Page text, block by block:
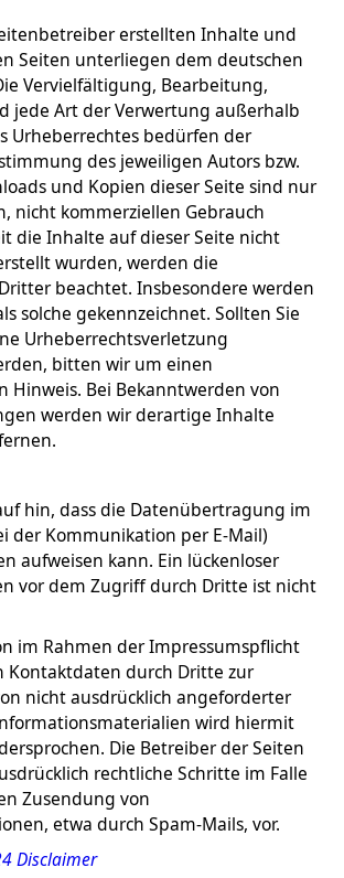
erstellten Inhalte und
Seiten unterliegen dem deutschen
Vervielfältigung, Bearbeitung,
jede Art der Verwertung außerhalb
Urheberrechtes bedürfen der
des jeweiligen Autors bzw.
und Kopien dieser Seite sind nur
nicht kommerziellen Gebrauch
die Inhalte auf dieser Seite nicht
wurden, werden die
beachtet. Insbesondere werden
solche gekennzeichnet. Sollten Sie
Urheberrechtsverletzung
bitten wir um einen
Hinweis. Bei Bekanntwerden von
werden wir derartige Inhalte
hin, dass die Datenübertragung im
der Kommunikation per E-Mail)
aufweisen kann. Ein lückenloser
vor dem Zugriff durch Dritte ist nicht
im Rahmen der Impressumspflicht
Kontaktdaten durch Dritte zur
nicht ausdrücklich angeforderter
wird hiermit
Die Betreiber der Seiten
rechtliche Schritte im Falle
Zusendung von
etwa durch Spam-Mails, vor.
Disclaimer